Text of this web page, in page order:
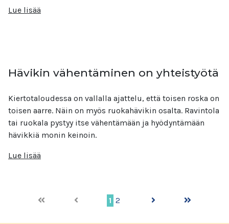
Lue lisää
Hävikin vähentäminen on yhteistyötä
Kiertotaloudessa on vallalla ajattelu, että toisen roska on
toisen aarre. Näin on myös ruokahävikin osalta. Ravintola
tai ruokala pystyy itse vähentämään ja hyödyntämään
hävikkiä monin keinoin.
Lue lisää
1 2